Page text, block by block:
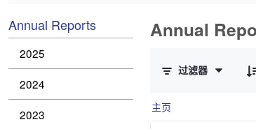
Annual Reports
2025
2024
2023
Annual
过滤器
主页